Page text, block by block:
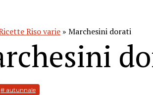
Riso varie » Marchesini dorati
# autunnale